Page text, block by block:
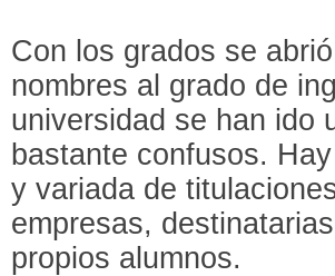
Con los grados se
nombres al grado de
universidad se han ido
bastante confusos.
y variada de
empresas,
propios alumnos.